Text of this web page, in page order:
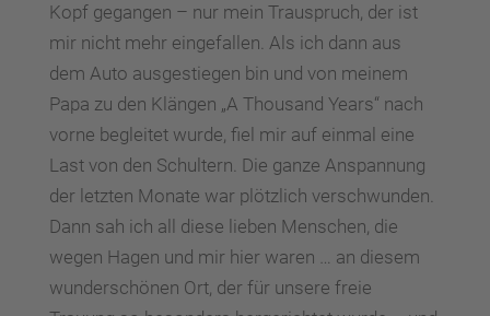
Kopf gegangen – nur mein Trauspruch, der ist
mir nicht mehr eingefallen. Als ich dann aus
dem Auto ausgestiegen bin und von meinem
Papa zu den Klängen „A Thousand Years“ nach
vorne begleitet wurde, fiel mir auf einmal eine
Last von den Schultern. Die ganze Anspannung
der letzten Monate war plötzlich verschwunden.
Dann sah ich all diese lieben Menschen, die
wegen Hagen und mir hier waren … an diesem
wunderschönen Ort, der für unsere freie